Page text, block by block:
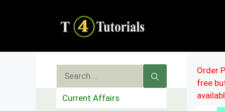
Order
free
Search
for:
Current Affairs